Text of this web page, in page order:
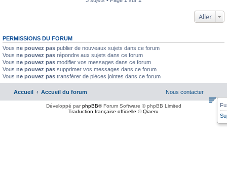
Aller
PERMISSIONS DU FORUM
Vous ne pouvez pas publier de nouveaux sujets dans ce forum
Vous ne pouvez pas répondre aux sujets dans ce forum
Vous ne pouvez pas modifier vos messages dans ce forum
Vous ne pouvez pas supprimer vos messages dans ce forum
Vous ne pouvez pas transférer de pièces jointes dans ce forum
Accueil Accueil du forum Nous contacter
Développé parphpBB® Forum Software © phpBB Limited
Traduction française officielle ©Qiaeru